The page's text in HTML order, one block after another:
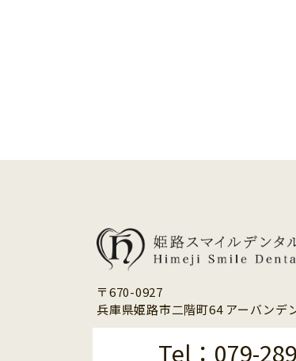
〒670-0927
兵庫県姫路市二階町64 アーバンデ
Tel：079-